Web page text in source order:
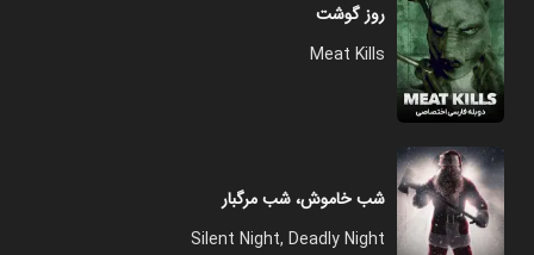
روز گوشت
Meat Kills
شب خاموش، شب مرگبار
Silent Night, Deadly Night